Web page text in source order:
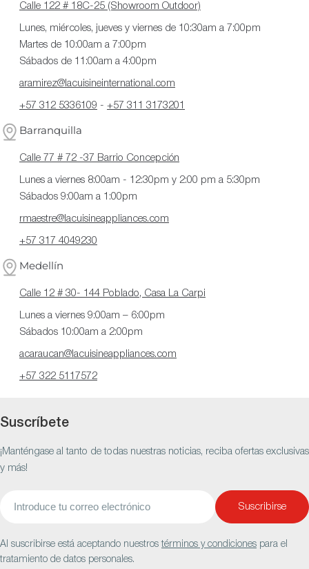
Calle 122 # 18C-25 (Showroom Outdoor)
Lunes, miércoles, jueves y viernes de 10:30am a 7:00pm
Martes de 10:00am a 7:00pm
Sábados de 11:00am a 4:00pm
aramirez@lacuisineinternational.com
+57 312 5336109 - +57 311 3173201
Barranquilla
Calle 77 # 72 -37 Barrio Concepción
Lunes a viernes 8:00am - 12:30pm y 2:00 pm a 5:30pm
Sábados 9:00am a 1:00pm
rmaestre@lacuisineappliances.com
+57 317 4049230
Medellín
Calle 12 # 30- 144 Poblado, Casa La Carpi
Lunes a viernes 9:00am – 6:00pm
Sábados 10:00am a 2:00pm
acaraucan@lacuisineappliances.com
+57 322 5117572
Suscríbete
¡Manténgase al tanto de todas nuestras noticias, reciba ofertas exclusivas
y más!
Suscribirse
Al suscribirse está aceptando nuestrostérminos y condiciones para el
tratamiento de datos personales.